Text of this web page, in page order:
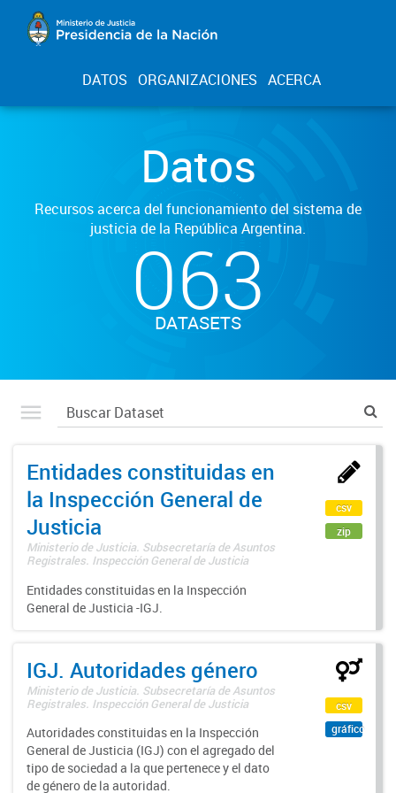
DATOS ORGANIZACIONES ACERCA
Datos
Recursos acerca del funcionamiento del sistema de
justicia de la República Argentina.
063
DATASETS
Entidades constituidas en
la Inspección General de
Justicia
Ministerio de Justicia. Subsecretaría de Asuntos
Registrales. Inspección General de Justicia
Entidades constituidas en la Inspección
General de Justicia -IGJ.
csv
zip
IGJ. Autoridades género
Ministerio de Justicia. Subsecretaría de Asuntos
Registrales. Inspección General de Justicia
Autoridades constituidas en la Inspección
General de Justicia (IGJ) con el agregado del
tipo de sociedad a la que pertenece y el dato
de género de la autoridad.
csv
gráfico